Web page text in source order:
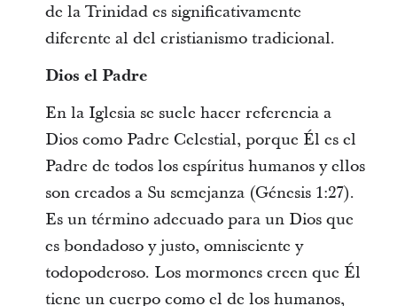
de la Trinidad es significativamente
diferente al del cristianismo tradicional.
Dios el Padre
En la Iglesia se suele hacer referencia a
Dios como Padre Celestial, porque Él es el
Padre de todos los espíritus humanos y ellos
son creados a Su semejanza (Génesis 1:27).
Es un término adecuado para un Dios que
es bondadoso y justo, omnisciente y
todopoderoso. Los mormones creen que Él
tiene un cuerpo como el de los humanos,